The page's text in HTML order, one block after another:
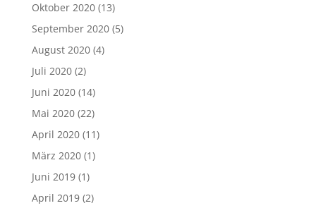
Oktober 2020(13)
September 2020(5)
August 2020(4)
Juli 2020(2)
Juni 2020(14)
Mai 2020(22)
April 2020(11)
März 2020(1)
Juni 2019(1)
April 2019(2)